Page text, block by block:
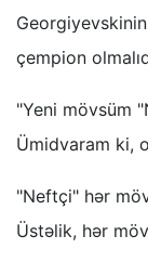
çempion
"Yeni mövsüm
Ümidvaram ki,
"Neftçi" hər
Üstəlik, hər